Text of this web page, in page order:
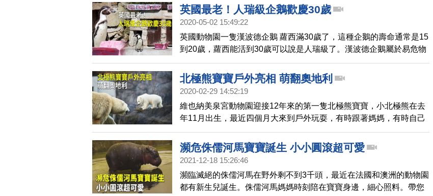
英國最老！人瑞級企鵝歡慶30歲
2020-05-02 15:49:22
英國動物園一隻漢波德企鵝 蘿西滿30歲了，這種企鵝的壽命通常是15
到20歲，蘿西能活到30歲可以說是人瑞級了。漢波德企鵝屬於易危物
種，30年來，她成功為動物園孵出下一代，貢獻良多。
北極熊寶寶戶外亮相 萌翻奧地利
2020-02-29 14:52:19
維也納美泉宮動物園迎接12年來的第一隻北極熊寶寶，小北極熊在去
年11月出生，最近四個月大來到戶外玩耍，有時跟著媽媽，有時自己
探索，也會自己吃蔬菜或喝水，可愛的模樣，萌翻現場。
瀕危侏儒河馬寶寶誕生 小小圓滾超可愛
2021-12-18 15:26:46
瀕臨滅絕的侏儒河馬在野外剩不到3千頭，最近在法國和澳洲的動物園
都有新生兒誕生。侏儒河馬媽媽時刻陪在寶寶身邊，細心照料。帶您